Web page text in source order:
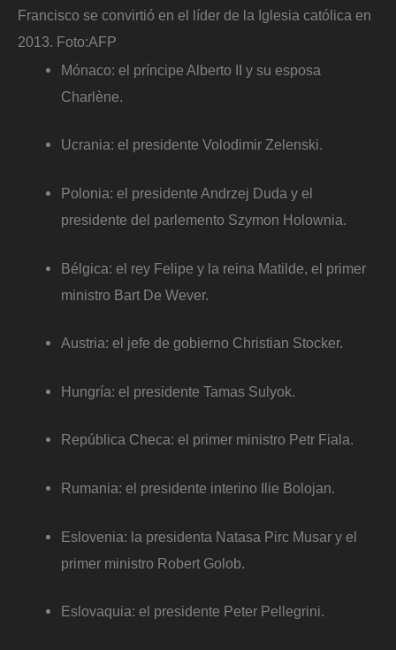
Francisco se convirtió en el líder de la Iglesia católica en
2013. Foto:AFP
Mónaco: el príncipe Alberto II y su esposa
Charlène.
Ucrania: el presidente Volodimir Zelenski.
Polonia: el presidente Andrzej Duda y el
presidente del parlemento Szymon Holownia.
Bélgica: el rey Felipe y la reina Matilde, el primer
ministro Bart De Wever.
Austria: el jefe de gobierno Christian Stocker.
Hungría: el presidente Tamas Sulyok.
República Checa: el primer ministro Petr Fiala.
Rumania: el presidente interino Ilie Bolojan.
Eslovenia: la presidenta Natasa Pirc Musar y el
primer ministro Robert Golob.
Eslovaquia: el presidente Peter Pellegrini.